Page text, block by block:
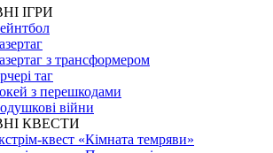
ІГРИ
з трансформером
таг
з перешкодами
війни
КВЕСТИ
квест «Кімната темряви»